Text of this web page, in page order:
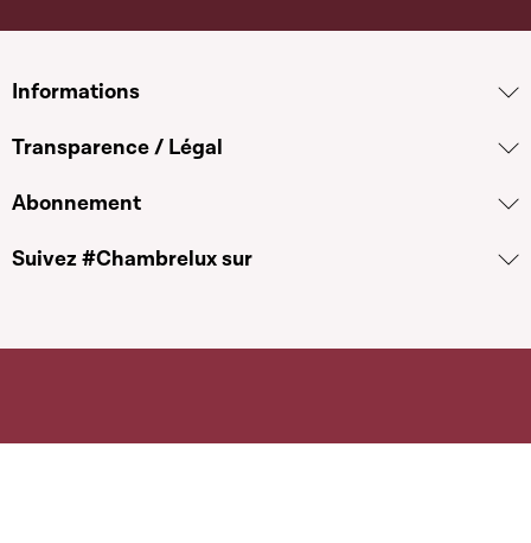
Informations
Transparence / Légal
Abonnement
Suivez #Chambrelux sur